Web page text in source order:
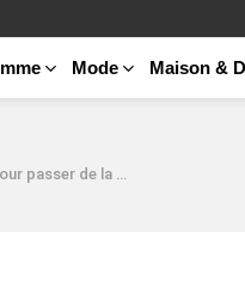
Mode Maison &
de cheveux noir à marron